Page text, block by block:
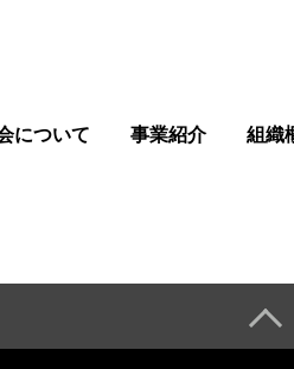
について 事業紹介 組織